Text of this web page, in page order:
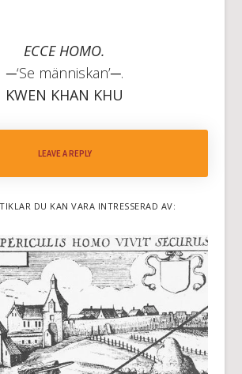
ECCE HOMO.
─‘Se människan’─.
KWEN KHAN KHU
LEAVE A REPLY
DU KAN VARA INTRESSERAD AV: